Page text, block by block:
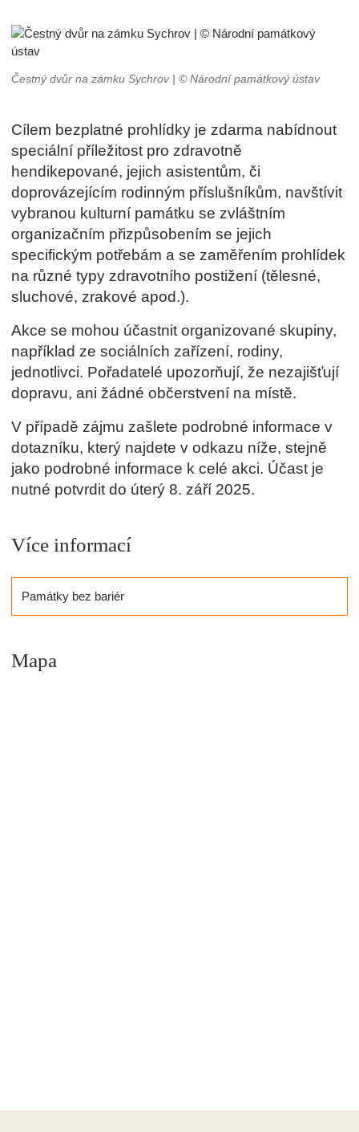
Čestný dvůr na zámku Sychrov | © Národní památkový ústav
Cílem bezplatné prohlídky je zdarma nabídnout
speciální příležitost pro zdravotně
hendikepované, jejich asistentům, či
doprovázejícím rodinným příslušníkům, navštívit
vybranou kulturní památku se zvláštním
organizačním přizpůsobením se jejich
specifickým potřebám a se zaměřením prohlídek
na různé typy zdravotního postižení (tělesné,
sluchové, zrakové apod.).
Akce se mohou účastnit organizované skupiny,
například ze sociálních zařízení, rodiny,
jednotlivci. Pořadatelé upozorňují, že nezajišťují
dopravu, ani žádné občerstvení na místě.
V případě zájmu zašlete podrobné informace v
dotazníku, který najdete v odkazu níže, stejně
jako podrobné informace k celé akci. Účast je
nutné potvrdit do úterý 8. září 2025.
Více informací
Památky bez bariér
Mapa